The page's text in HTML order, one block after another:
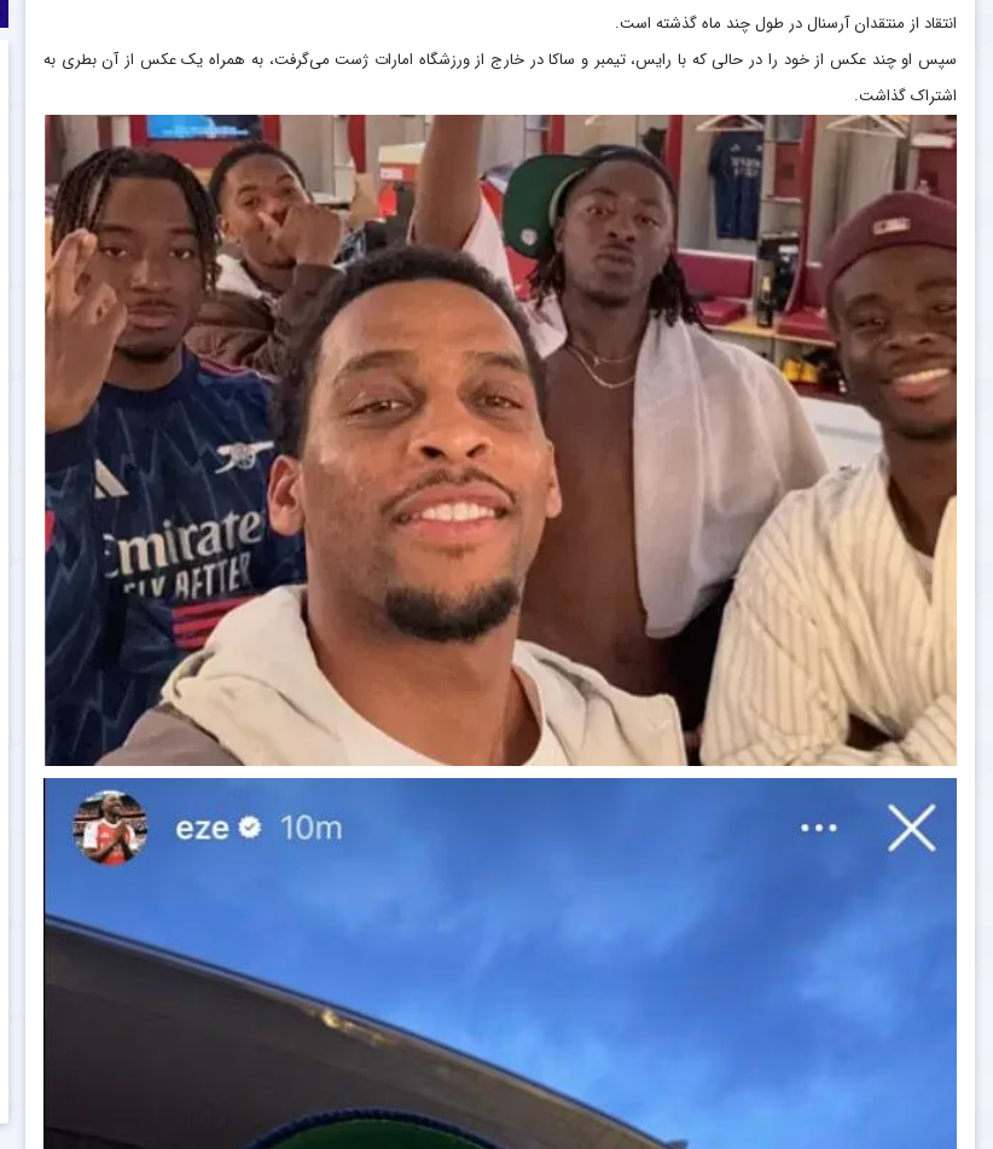
انتقاد از منتقدان آرسنال در طول چند ماه گذشته است.
سپس او چند عکس از خود را در حالی که با رایس، تیمبر و ساکا در خارج از ورزشگاه امارات ژست می‌گرفت، به همراه یک عکس از آن بطری به
اشتراک گذاشت.